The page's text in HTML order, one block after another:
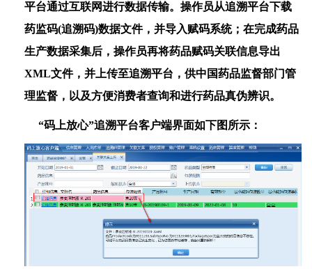
平台通过互联网进行数据传输。操作员从追溯平台下载
药监码(追溯码)数据文件，并导入赋码系统；在完成药品
生产数据采集后，操作员再将药品赋码关联信息导出
XML文件，并上传至追溯平台，供中国药品监督部门管
理监督，以及方便消费者查询和进行药品真伪辨识。
“码上放心”追溯平台客户端界面如下图所示：